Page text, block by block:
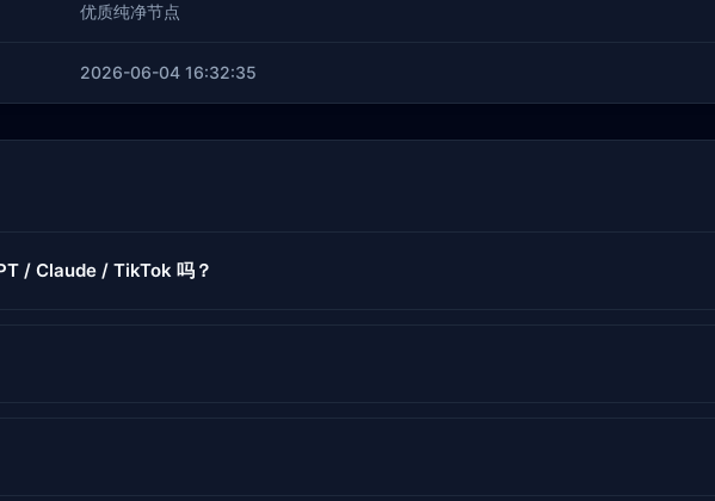
优质纯净节点
2026-06-04 16:32:35
/ Claude / TikTok 吗？